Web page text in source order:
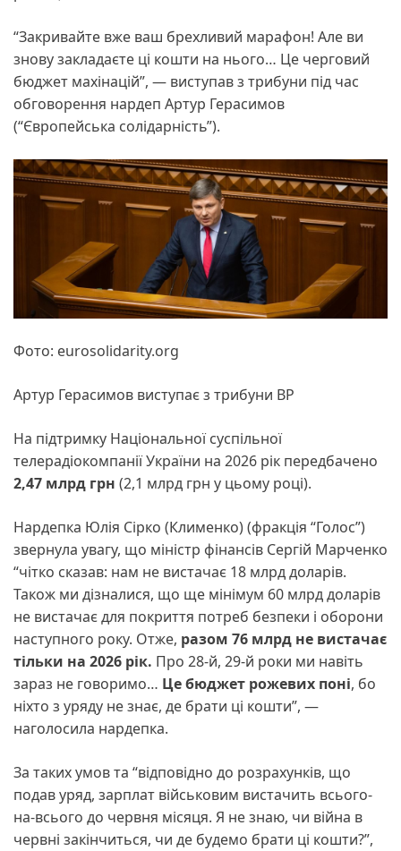
“Закривайте вже ваш брехливий марафон! Але ви
знову закладаєте ці кошти на нього… Це черговий
бюджет махінацій”, — виступав з трибуни під час
обговорення нардеп Артур Герасимов
(“Європейська солідарність”).
Фото: eurosolidarity.org
Артур Герасимов виступає з трибуни ВР
На підтримку Національної суспільної
телерадіокомпанії України на 2026 рік передбачено
2,47 млрд грн (2,1 млрд грн у цьому році).
Нардепка Юлія Сірко (Клименко) (фракція “Голос”)
звернула увагу, що міністр фінансів Сергій Марченко
“чітко сказав: нам не вистачає 18 млрд доларів.
Також ми дізналися, що ще мінімум 60 млрд доларів
не вистачає для покриття потреб безпеки і оборони
наступного року. Отже, разом 76 млрд не вистачає
тільки на 2026 рік. Про 28-й, 29-й роки ми навіть
зараз не говоримо… Це бюджет рожевих поні, бо
ніхто з уряду не знає, де брати ці кошти”, —
наголосила нардепка.
За таких умов та “відповідно до розрахунків, що
подав уряд, зарплат військовим вистачить всього-
на-всього до червня місяця. Я не знаю, чи війна в
червні закінчиться, чи де будемо брати ці кошти?”,